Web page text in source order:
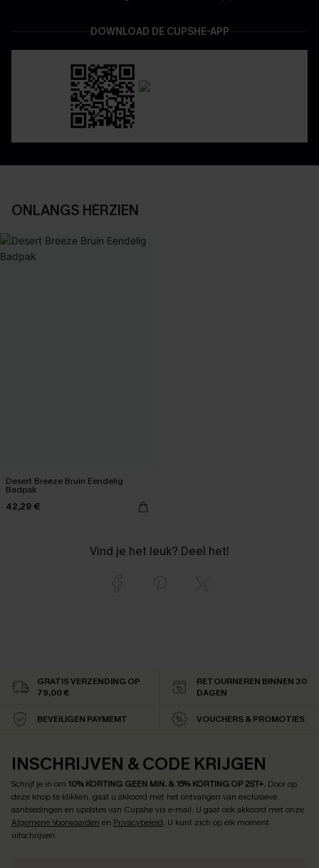
DOWNLOAD DE CUPSHE-APP
ONLANGS HERZIEN
Desert Breeze Bruin Eendelig
Badpak
42,29 €
Vind je het leuk? Deel het!
GRATIS VERZENDING OP
79,00 €
RETOURNEREN BINNEN 30
DAGEN
BEVEILIGEN PAYMEMT VOUCHERS & PROMOTIES
INSCHRIJVEN & CODE KRIJGEN
Schrijf je in om 10% KORTING GEEN MIN. & 15% KORTING OP 2ST+. Door op
deze knop te klikken, gaat u akkoord met het ontvangen van exclusieve
aanbiedingen en updates van Cupshe via e-mail. U gaat ook akkoord met onze
Algemene Voorwaarden en Privacybeleid. U kunt zich op elk moment
uitschrijven.